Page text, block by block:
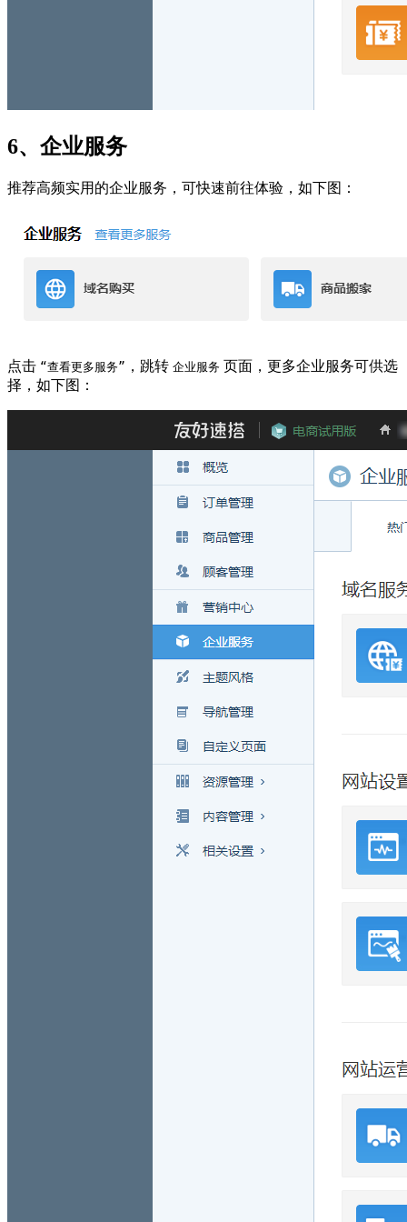
6、企业服务
推荐高频实用的企业服务，可快速前往体验，如下图：
点击 “查看更多服务” ，跳转 企业服务 页面，更多企业服务可供选
择，如下图：